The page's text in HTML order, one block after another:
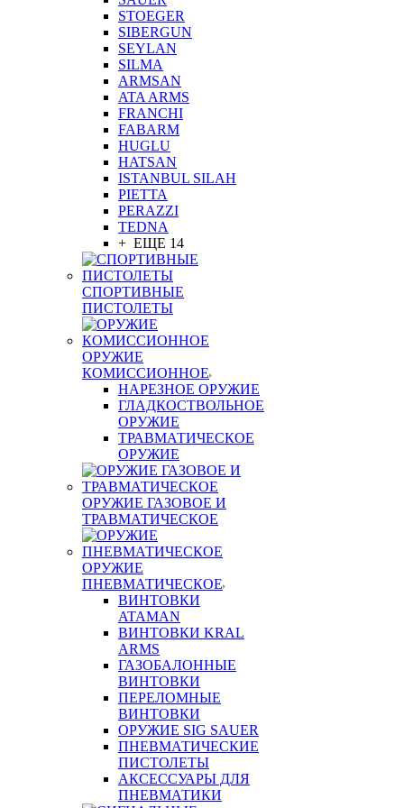
STOEGER
SIBERGUN
SEYLAN
SILMA
ARMSAN
ATA ARMS
FRANCHI
FABARM
HUGLU
HATSAN
ISTANBUL SILAH
PIETTA
PERAZZI
TEDNA
+ ЕЩЕ 14
СПОРТИВНЫЕ
ПИСТОЛЕТЫ
ОРУЖИЕ
КОМИССИОННОЕ
НАРЕЗНОЕ ОРУЖИЕ
ГЛАДКОСТВОЛЬНОЕ
ОРУЖИЕ
ТРАВМАТИЧЕСКОЕ
ОРУЖИЕ
ОРУЖИЕ ГАЗОВОЕ И
ТРАВМАТИЧЕСКОЕ
ОРУЖИЕ
ПНЕВМАТИЧЕСКОЕ
ВИНТОВКИ
ATAMAN
ВИНТОВКИ KRAL
ARMS
ГАЗОБАЛОННЫЕ
ВИНТОВКИ
ПЕРЕЛОМНЫЕ
ВИНТОВКИ
ОРУЖИЕ SIG SAUER
ПНЕВМАТИЧЕСКИЕ
ПИСТОЛЕТЫ
АКСЕССУАРЫ ДЛЯ
ПНЕВМАТИКИ